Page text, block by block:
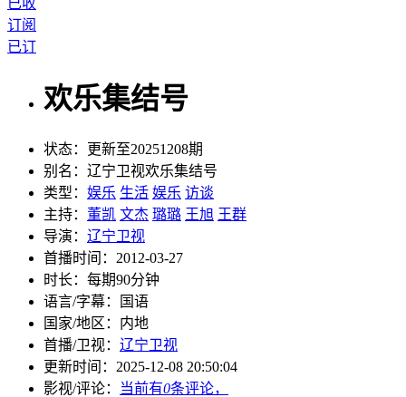
已收
订阅
已订
欢乐集结号
状态：
更新至20251208期
别名： 辽宁卫视欢乐集结号
类型： 娱乐 生活 娱乐 访谈
主持： 董凯 文杰 璐璐 王旭 王群
导演： 辽宁卫视
首播时间： 2012-03-27
时长： 每期90分钟
语言/字幕：
国语
国家/地区： 内地
首播/卫视： 辽宁卫视
更新时间： 2025-12-08 20:50:04
影视/评论：
当前有0条评论，